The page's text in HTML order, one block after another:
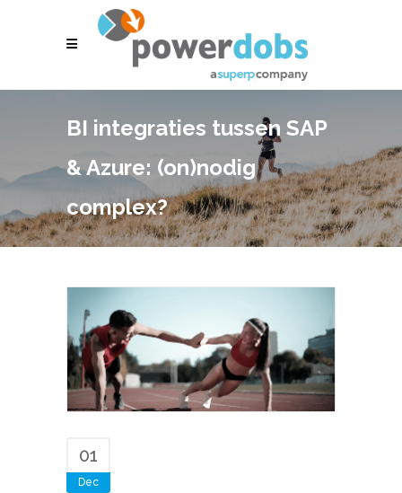
BI integraties tussen SAP
& Azure: (on)nodig
complex?
01
Dec